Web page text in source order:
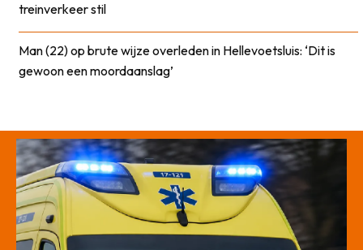
treinverkeer stil
Man (22) op brute wijze overleden in Hellevoetsluis: ‘Dit is
gewoon een moordaanslag’